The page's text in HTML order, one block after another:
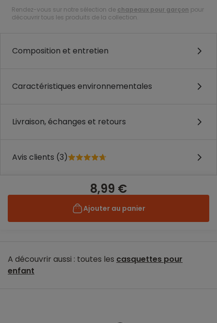
Rendez-vous sur notre sélection de chapeaux pour garçon pour
découvrir tous les produits de la collection.
Composition et entretien
Caractéristiques environnementales
Livraison, échanges et retours
Avis clients (3)
8,99 €
Ajouter au panier
A découvrir aussi : toutes les casquettes pour
enfant